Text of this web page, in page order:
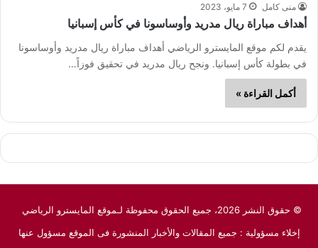
منى كامل 7 مايو، 2023
أهداف مباراة ريال مدريد وأوساسونا في كأس إسبانيا
يقدم لكم موقع المايسترو الرياضي أهداف مباراة ريال مدريد وأوساسونا
في بطولة كأس إسبانيا. ونجح ريال مدريد في تحقيق فوزاً…
أكمل القراءة »
© حقوق النشر 2026، جميع الحقوق محفوظة لـموقع المايسترو الرياضي
إخلاء مسؤولية : جميع المقالات والأخبار المنشورة فى الموقع مسؤول عنها